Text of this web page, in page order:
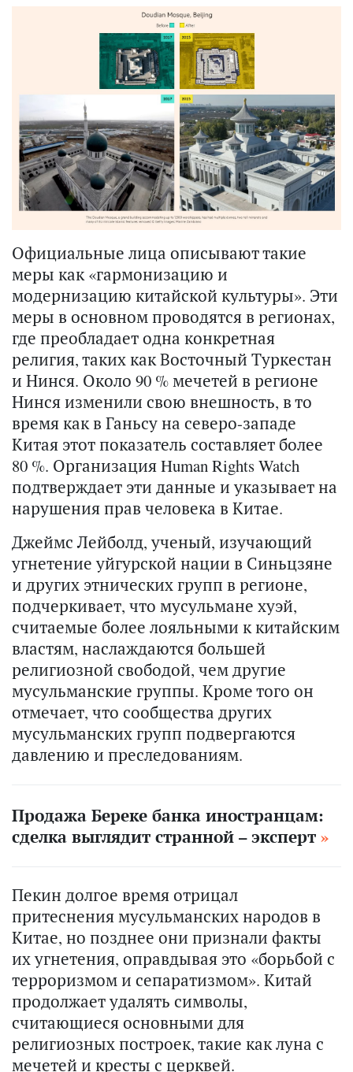
Официальные лица описывают такие
меры как «гармонизацию и
модернизацию китайской культуры». Эти
меры в основном проводятся в регионах,
где преобладает одна конкретная
религия, таких как Восточный Туркестан
и Нинся. Около 90 % мечетей в регионе
Нинся изменили свою внешность, в то
время как в Ганьсу на северо-западе
Китая этот показатель составляет более
80 %. Организация Human Rights Watch
подтверждает эти данные и указывает на
нарушения прав человека в Китае.
Джеймс Лейболд, ученый, изучающий
угнетение уйгурской нации в Синьцзяне
и других этнических групп в регионе,
подчеркивает, что мусульмане хуэй,
считаемые более лояльными к китайским
властям, наслаждаются большей
религиозной свободой, чем другие
мусульманские группы. Кроме того он
отмечает, что сообщества других
мусульманских групп подвергаются
давлению и преследованиям.
Продажа Береке банка иностранцам:
сделка выглядит странной – эксперт
Пекин долгое время отрицал
притеснения мусульманских народов в
Китае, но позднее они признали факты
их угнетения, оправдывая это «борьбой с
терроризмом и сепаратизмом». Китай
продолжает удалять символы,
считающиеся основными для
религиозных построек, такие как луна с
мечетей и кресты с церквей.